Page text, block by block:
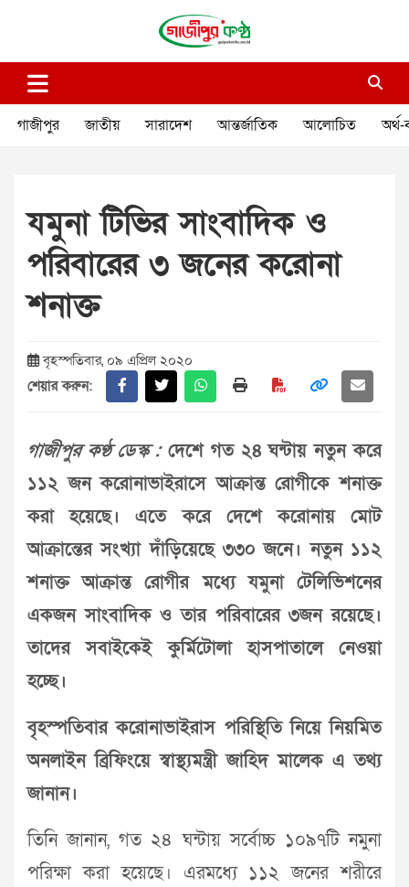
গাজীপুর কণ্ঠ
গাজীপুর জাতীয় সারাদেশ আন্তর্জাতিক আলোচিত অর্থ-
যমুনা টিভির সাংবাদিক ও
পরিবারের ৩ জনের করোনা
শনাক্ত
বৃহস্পতিবার, ০৯ এপ্রিল ২০২০
শেয়ার করুন:
গাজীপুর কণ্ঠ ডেস্ক :দেশে গত ২৪ ঘন্টায় নতুন করে
১১২ জন করোনাভাইরাসে আক্রান্ত রোগীকে শনাক্ত
করা হয়েছে। এতে করে দেশে করোনায় মোট
আক্রান্তের সংখ্যা দাঁড়িয়েছে ৩৩০ জনে। নতুন ১১২
শনাক্ত আক্রান্ত রোগীর মধ্যে যমুনা টেলিভিশনের
একজন সাংবাদিক ও তার পরিবারের ৩জন রয়েছে।
তাদের সবাইকেই কুর্মিটোলা হাসপাতালে নেওয়া
হচ্ছে।
বৃহস্পতিবার করোনাভাইরাস পরিস্থিতি নিয়ে নিয়মিত
অনলাইন ব্রিফিংয়ে স্বাস্থ্যমন্ত্রী জাহিদ মালেক এ তথ্য
জানান।
তিনি জানান, গত ২৪ ঘন্টায় সর্বোচ্চ ১০৯৭টি নমুনা
পরিক্ষা করা হয়েছে। এরমধ্যে ১১২ জনের শরীরে